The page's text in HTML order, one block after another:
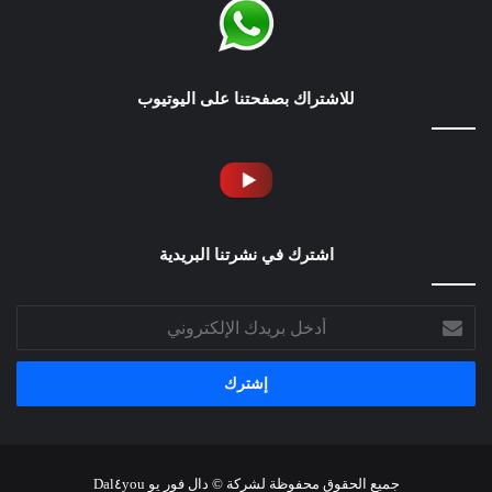
للاشتراك بصفحتنا على اليوتيوب
اشترك في نشرتنا البريدية
بريدك
الإلكتروني
جميع الحقوق محفوظة لشركة © دال فور يو Dal٤you